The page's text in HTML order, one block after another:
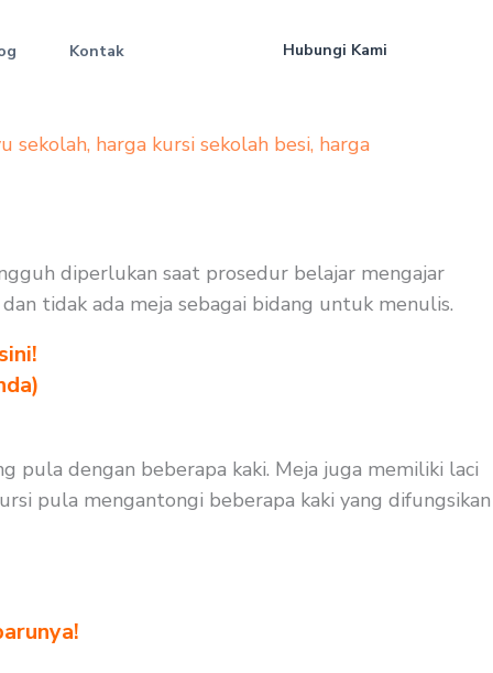
Kontak Hubungi Kami
sekolah, harga kursi sekolah besi, harga
diperlukan saat prosedur belajar mengajar
tidak ada meja sebagai bidang untuk menulis.
pula dengan beberapa kaki. Meja juga memiliki laci
pula mengantongi beberapa kaki yang difungsikan